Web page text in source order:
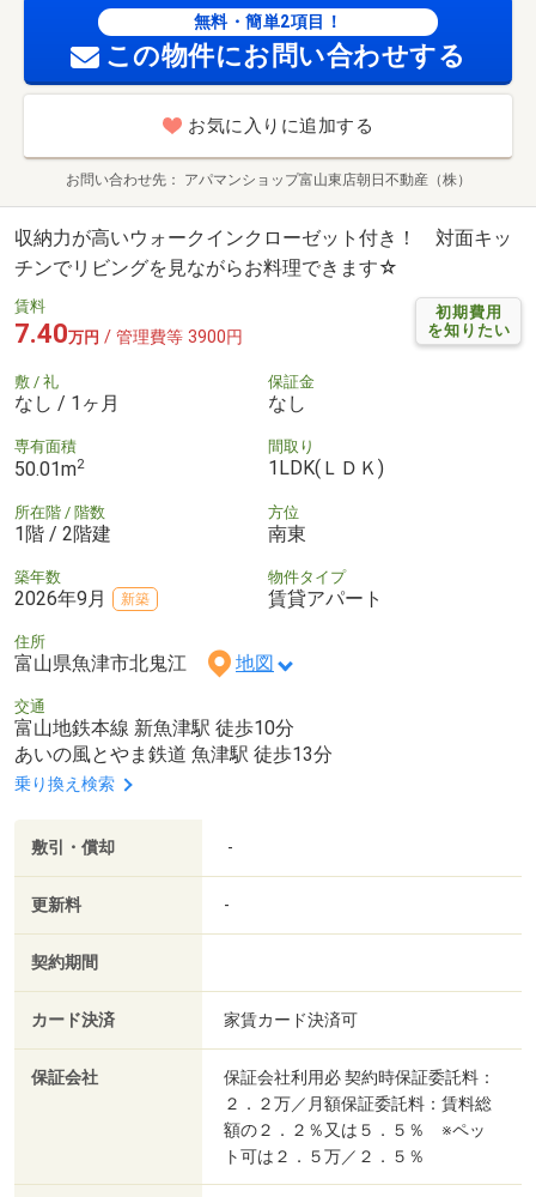
無料・簡単2項目！
この物件にお問い合わせする
お気に入りに追加する
お問い合わせ先 アパマンショップ富山東店朝日不動産（株）
収納力が高いウォークインクローゼット付き！ 対面キッ
チンでリビングを見ながらお料理できます☆
初期費用
を知りたい
賃料
7.40万円 / 管理費等 3900円
敷 / 礼
なし / 1ヶ月
保証金
なし
専有面積
50.01m2
間取り
1LDK(ＬＤＫ)
所在階 / 階数
1階 / 2階建
方位
南東
築年数
2026年9月 新築
物件タイプ
賃貸アパート
住所
富山県魚津市北鬼江 地図
交通
富山地鉄本線 新魚津駅 徒歩10分
あいの風とやま鉄道 魚津駅 徒歩13分
乗り換え検索
敷引・償却 -
更新料 -
契約期間
カード決済 家賃カード決済可
保証会社
保証会社利用必 契約時保証委託料：
２．２万／月額保証委託料：賃料総
額の２．２％又は５．５％ ※ペッ
ト可は２．５万／２．５％